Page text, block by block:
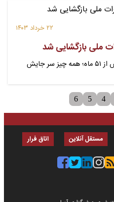
۲۲ خرداد ۱۴۰۳
بازگشایی خزانه جواهرات ملی پس از ۵۱ ماه؛ همه چیز سر جایش
4
5
6
مستقل آنلاین اتاق فرار